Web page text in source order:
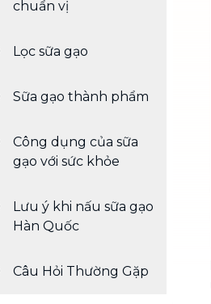
chuẩn vị
Lọc sữa gạo
Sữa gạo thành phẩm
Công dụng của sữa
gạo với sức khỏe
Lưu ý khi nấu sữa gạo
Hàn Quốc
Câu Hỏi Thường Gặp